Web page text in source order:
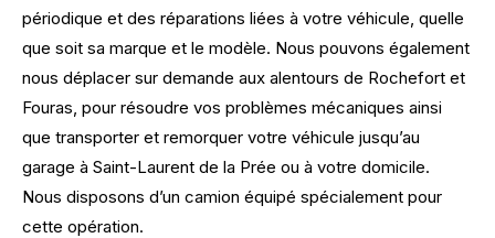
périodique et des réparations liées à votre véhicule, quelle
que soit sa marque et le modèle. Nous pouvons également
nous déplacer sur demande aux alentours de Rochefort et
Fouras, pour résoudre vos problèmes mécaniques ainsi
que transporter et remorquer votre véhicule jusqu’au
garage à Saint-Laurent de la Prée ou à votre domicile.
Nous disposons d’un camion équipé spécialement pour
cette opération.